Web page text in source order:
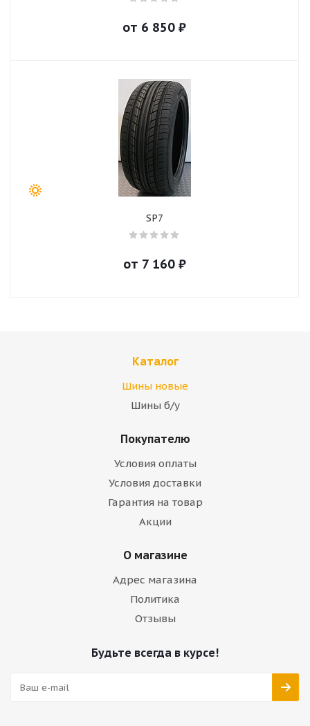
от 6 850 ₽
SP7
от 7 160₽
Каталог
Шины новые
Шины б/у
Покупателю
Условия оплаты
Условия доставки
Гарантия на товар
Акции
О магазине
Адрес магазина
Политика
Отзывы
Будьте всегда в курсе!